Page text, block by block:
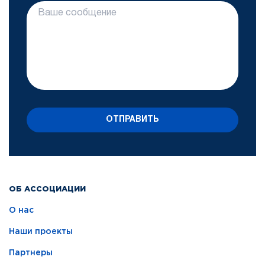
ОБ АССОЦИАЦИИ
О нас
Наши проекты
Партнеры
ОТПРАВИТЬ